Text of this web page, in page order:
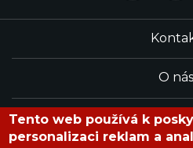
O nás
Tento web používá k
personalizaci reklam a